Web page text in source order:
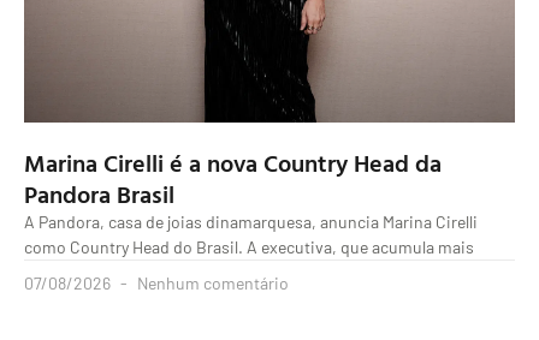
Marina Cirelli é a nova Country Head da
Pandora Brasil
A Pandora, casa de joias dinamarquesa, anuncia Marina Cirelli
como Country Head do Brasil. A executiva, que acumula mais
07/08/2026
Nenhum comentário